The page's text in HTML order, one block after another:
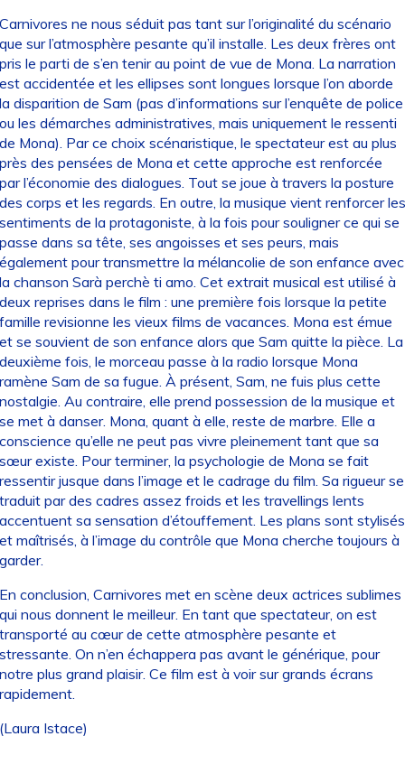
ne nous séduit pas tant sur l’originalité du scénario
sur l’atmosphère pesante qu’il installe. Les deux frères ont
le parti de s’en tenir au point de vue de Mona. La narration
accidentée et les ellipses sont longues lorsque l’on aborde
disparition de Sam (pas d’informations sur l’enquête de police
les démarches administratives, mais uniquement le ressenti
Mona). Par ce choix scénaristique, le spectateur est au plus
des pensées de Mona et cette approche est renforcée
l’économie des dialogues. Tout se joue à travers la posture
corps et les regards. En outre, la musique vient renforcer les
de la protagoniste, à la fois pour souligner ce qui se
dans sa tête, ses angoisses et ses peurs, mais
pour transmettre la mélancolie de son enfance avec
chanson Sarà perchè ti amo. Cet extrait musical est utilisé à
reprises dans le film : une première fois lorsque la petite
revisionne les vieux films de vacances. Mona est émue
se souvient de son enfance alors que Sam quitte la pièce. La
fois, le morceau passe à la radio lorsque Mona
Sam de sa fugue. À présent, Sam, ne fuis plus cette
Au contraire, elle prend possession de la musique et
met à danser. Mona, quant à elle, reste de marbre. Elle a
qu’elle ne peut pas vivre pleinement tant que sa
existe. Pour terminer, la psychologie de Mona se fait
jusque dans l’image et le cadrage du film. Sa rigueur se
par des cadres assez froids et les travellings lents
sa sensation d’étouffement. Les plans sont stylisés
maîtrisés, à l’image du contrôle que Mona cherche toujours à
conclusion, Carnivores met en scène deux actrices sublimes
nous donnent le meilleur. En tant que spectateur, on est
au cœur de cette atmosphère pesante et
On n’en échappera pas avant le générique, pour
plus grand plaisir. Ce film est à voir sur grands écrans
Istace)